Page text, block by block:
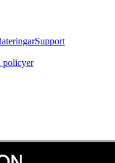
Support
policyer